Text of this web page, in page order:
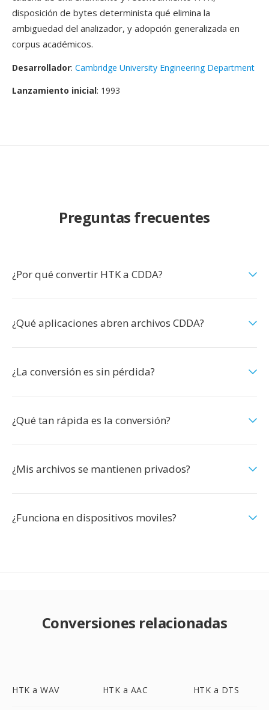
disposición de bytes determinista qué elimina la
ambiguedad del analizador, y adopción generalizada en
corpus académicos.
Desarrollador: Cambridge University Engineering Department
Lanzamiento inicial: 1993
Preguntas frecuentes
¿Por qué convertir HTK a CDDA?
¿Qué aplicaciones abren archivos CDDA?
¿La conversión es sin pérdida?
¿Qué tan rápida es la conversión?
¿Mis archivos se mantienen privados?
¿Funciona en dispositivos moviles?
Conversiones relacionadas
HTK a WAV HTK a AAC HTK a DTS